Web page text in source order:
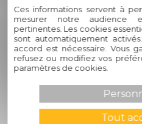
Moustiquaire fenêtre
Volet roulant électrique
Portail automatisé
Brise soleil Castanet-
Volet coulissant Castanet-
Volet battant PVC
Volets battants
Ces informations servent à
mesurer notre audience
pertinentes. Les cookies
sont automatiquement
accord est nécessaire. Vous
refusez ou modifiez vos
paramètres de cookies.
Tout